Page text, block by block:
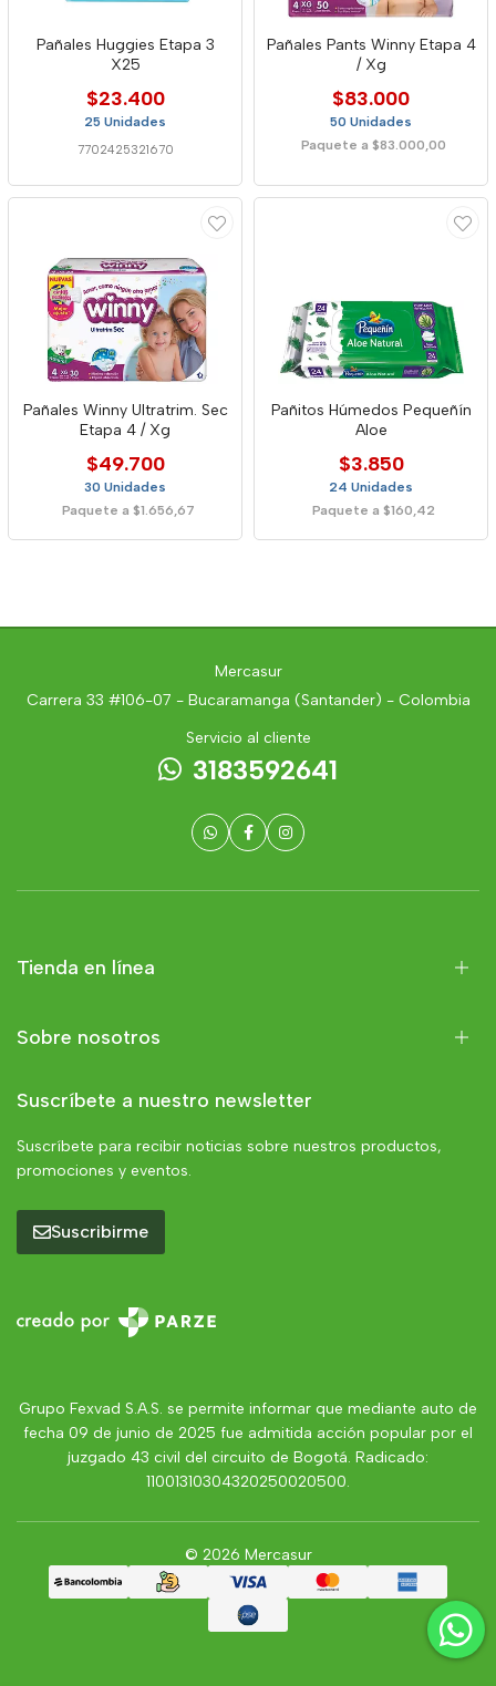
Pañales Huggies Etapa 3
X25
$23.400
25 Unidades
7702425321670
Pañales Pants Winny Etapa 4
/ Xg
$83.000
50 Unidades
Paquete a $83.000,00
Pañales Winny Ultratrim. Sec
Etapa 4 / Xg
$49.700
30 Unidades
Paquete a $1.656,67
Pañitos Húmedos Pequeñín
Aloe
$3.850
24 Unidades
Paquete a $160,42
Mercasur
Carrera 33 #106-07 - Bucaramanga (Santander) - Colombia
Servicio al cliente
3183592641
Tienda en línea
Sobre nosotros
Suscríbete a nuestro newsletter
Suscríbete para recibir noticias sobre nuestros productos,
promociones y eventos.
Suscribirme
Grupo Fexvad S.A.S. se permite informar que mediante auto de
fecha 09 de junio de 2025 fue admitida acción popular por el
juzgado 43 civil del circuito de Bogotá. Radicado:
11001310304320250020500.
© 2026 Mercasur